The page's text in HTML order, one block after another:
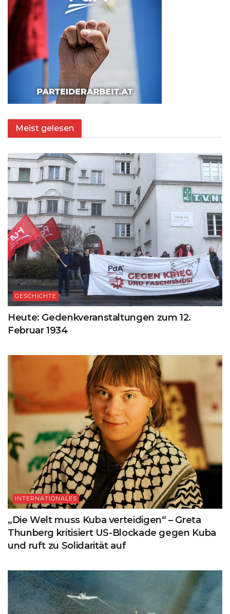
Meist gelesen
GESCHICHTE
Heute: Gedenkveranstaltungen zum 12.
Februar 1934
INTERNATIONALES
„Die Welt muss Kuba verteidigen“ – Greta
Thunberg kritisiert US-Blockade gegen Kuba
und ruft zu Solidarität auf